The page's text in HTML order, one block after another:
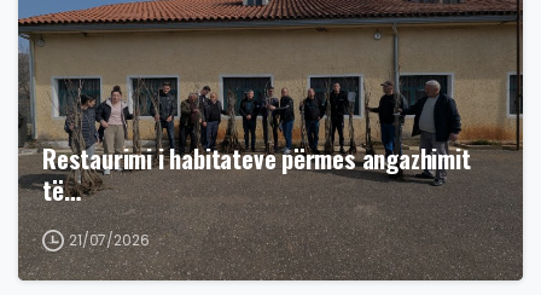
Restaurimi i habitateve përmes angazhimit
të…
21/07/2026